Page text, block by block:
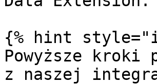
{% hint
Powyższe kroki
z naszej